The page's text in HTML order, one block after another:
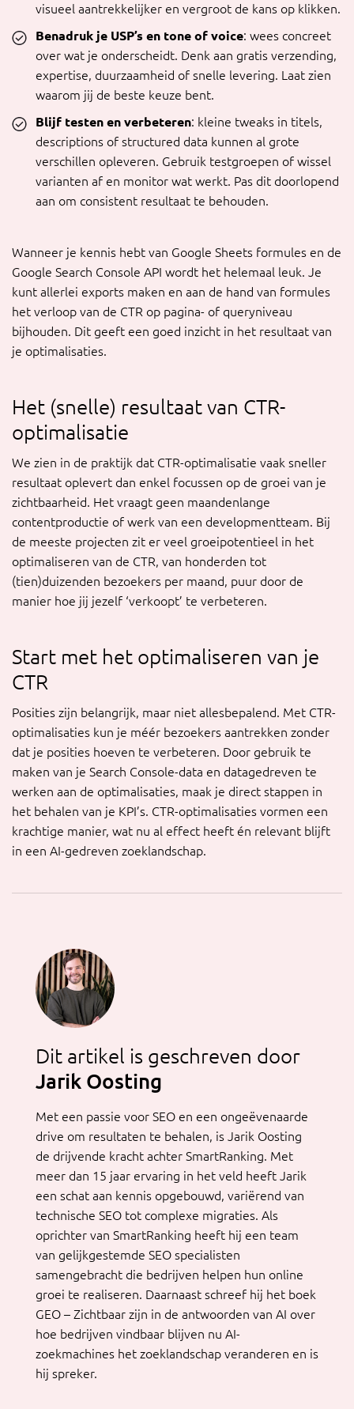
visueel aantrekkelijker en vergroot de kans op klikken.
Benadruk je USP’s en tone of voice: wees concreet
over wat je onderscheidt. Denk aan gratis verzending,
expertise, duurzaamheid of snelle levering. Laat zien
waarom jij de beste keuze bent.
Blijf testen en verbeteren: kleine tweaks in titels,
descriptions of structured data kunnen al grote
verschillen opleveren. Gebruik testgroepen of wissel
varianten af en monitor wat werkt. Pas dit doorlopend
aan om consistent resultaat te behouden.
Wanneer je kennis hebt van Google Sheets formules en de
Google Search Console API wordt het helemaal leuk. Je
kunt allerlei exports maken en aan de hand van formules
het verloop van de CTR op pagina- of queryniveau
bijhouden. Dit geeft een goed inzicht in het resultaat van
je optimalisaties.
Het (snelle) resultaat van CTR-
optimalisatie
We zien in de praktijk dat CTR-optimalisatie vaak sneller
resultaat oplevert dan enkel focussen op de groei van je
zichtbaarheid. Het vraagt geen maandenlange
contentproductie of werk van een developmentteam. Bij
de meeste projecten zit er veel groeipotentieel in het
optimaliseren van de CTR, van honderden tot
(tien)duizenden bezoekers per maand, puur door de
manier hoe jij jezelf ‘verkoopt’ te verbeteren.
Start met het optimaliseren van je
CTR
Posities zijn belangrijk, maar niet allesbepalend. Met CTR-
optimalisaties kun je méér bezoekers aantrekken zonder
dat je posities hoeven te verbeteren. Door gebruik te
maken van je Search Console-data en datagedreven te
werken aan de optimalisaties, maak je direct stappen in
het behalen van je KPI’s. CTR-optimalisaties vormen een
krachtige manier, wat nu al effect heeft én relevant blijft
in een AI-gedreven zoeklandschap.
Dit artikel is geschreven door
Jarik Oosting
Met een passie voor SEO en een ongeëvenaarde
drive om resultaten te behalen, is Jarik Oosting
de drijvende kracht achter SmartRanking. Met
meer dan 15 jaar ervaring in het veld heeft Jarik
een schat aan kennis opgebouwd, variërend van
technische SEO tot complexe migraties. Als
oprichter van SmartRanking heeft hij een team
van gelijkgestemde SEO specialisten
samengebracht die bedrijven helpen hun online
groei te realiseren. Daarnaast schreef hij het boek
GEO – Zichtbaar zijn in de antwoorden van AI over
hoe bedrijven vindbaar blijven nu AI-
zoekmachines het zoeklandschap veranderen en is
hij spreker.